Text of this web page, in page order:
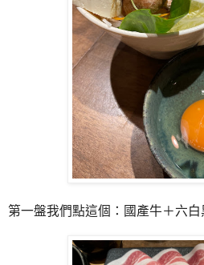
第一盤我們點這個：國產牛＋六白